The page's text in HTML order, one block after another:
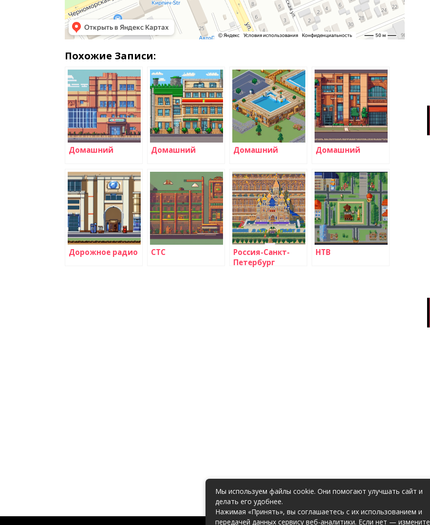
Похожие Записи:
Домашний Домашний Домашний Домашний
Дорожное радио СТС
Россия-Санкт-
Петербург
НТВ
Мы используем файлы cookie. Они помогают улучшать сайт и
делать его удобнее.
Нажимая «Принять», вы соглашаетесь с их использованием и
передачей данных сервису веб-аналитики. Если нет — измените